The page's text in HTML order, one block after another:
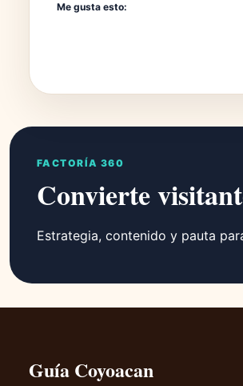
Me gusta esto:
FACTORÍA 360
Convierte
Estrategia, contenido y pauta
Guía Coyoacan